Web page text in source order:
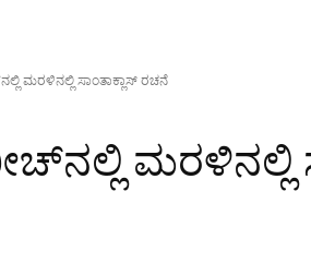
ಮರಳಿನಲ್ಲಿ ಸಾಂತಾಕ್ಲಾಸ್ ರಚನೆ
ಮರಳಿನಲ್ಲಿ